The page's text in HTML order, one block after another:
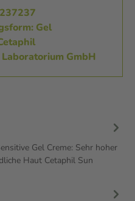
Gel
GmbH
Gel Creme: Sehr hoher
Haut Cetaphil Sun